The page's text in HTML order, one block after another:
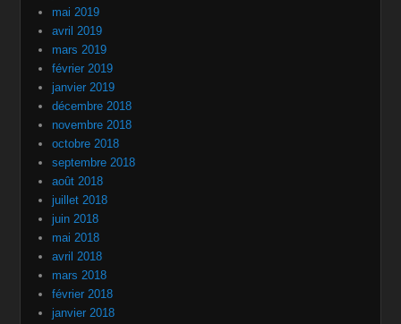
mai 2019
avril 2019
mars 2019
février 2019
janvier 2019
décembre 2018
novembre 2018
octobre 2018
septembre 2018
août 2018
juillet 2018
juin 2018
mai 2018
avril 2018
mars 2018
février 2018
janvier 2018